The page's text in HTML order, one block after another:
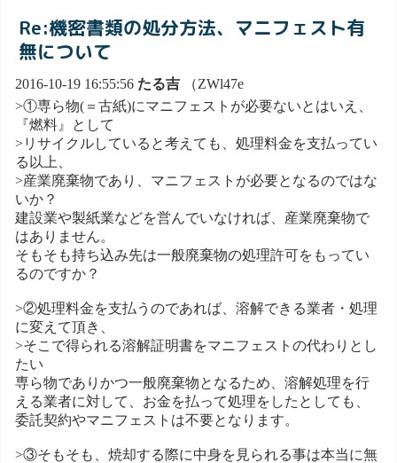
Re:機密書類の処分方法、マニフェスト有
無について
2016-10-19 16:55:56 たる吉 （ZWl47e
>①専ら物(＝古紙)にマニフェストが必要ないとはいえ、
『燃料』として
>リサイクルしていると考えても、処理料金を支払ってい
る以上、
>産業廃棄物であり、マニフェストが必要となるのではな
いか？
建設業や製紙業などを営んでいなければ、産業廃棄物で
はありません。
そもそも持ち込み先は一般廃棄物の処理許可をもってい
るのですか？
>②処理料金を支払うのであれば、溶解できる業者・処理
に変えて頂き、
>そこで得られる溶解証明書をマニフェストの代わりとし
たい
専ら物でありかつ一般廃棄物となるため、溶解処理を行
える業者に対して、お金を払って処理をしたとしても、
委託契約やマニフェストは不要となります。
>③そもそも、焼却する際に中身を見られる事は本当に無